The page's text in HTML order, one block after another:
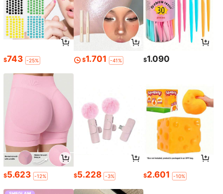
$743 -25% $1.701 -41% $1.090
$5.623 -12% $5.228 -3% $2.601 -10%